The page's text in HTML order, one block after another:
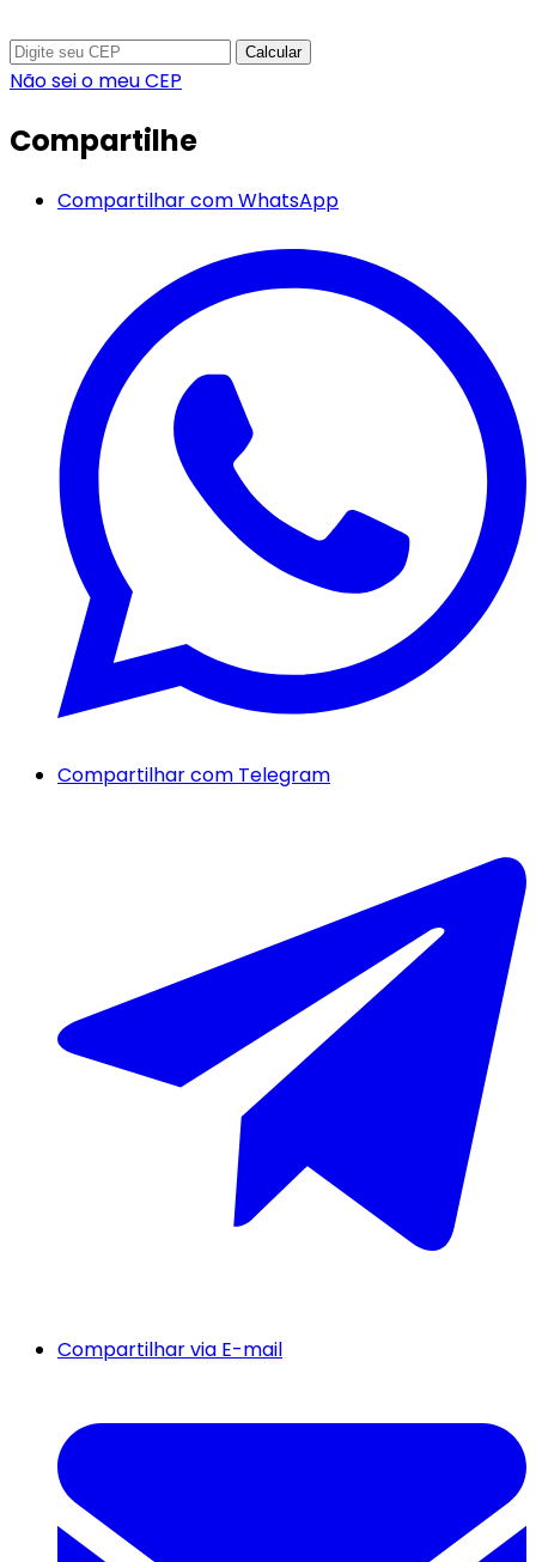
Calcular
Não sei o meu CEP
Compartilhe
Compartilhar com WhatsApp
Compartilhar com Telegram
Compartilhar via E-mail